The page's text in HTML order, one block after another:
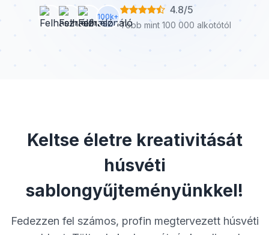
100k+
4.8/5
Több mint 100 000 alkotótól
Keltse életre kreativitását
húsvéti
sablongyűjteményünkkel!
Fedezzen fel számos, profin megtervezett húsvéti